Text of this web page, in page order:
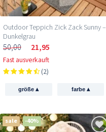
Outdoor Teppich Zick Zack Sunny –
Dunkelgrau
50,00 21,95
Fast ausverkauft
(2)
größe▴ farbe ▴
sale -40%